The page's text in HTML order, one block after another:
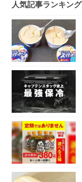
人気記事ランキング